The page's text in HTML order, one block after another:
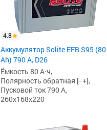
4.8
Аккумулятор Solite EFB S95 (80
Ah) 790 А, D26
Ёмкость 80 А·ч,
Полярность обратная [- +],
Пусковой ток 790 А,
260x168x220